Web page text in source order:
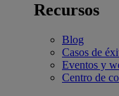
Recursos
Blog
Casos de
Eventos y
Centro de